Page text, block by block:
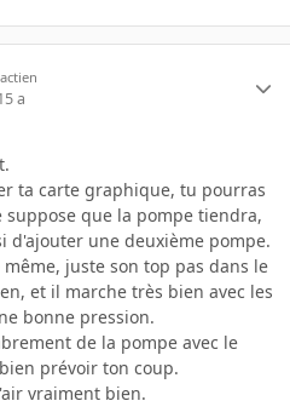
a
ta carte graphique, tu pourras
que la pompe tiendra,
d'ajouter une deuxième pompe.
juste son top pas dans le
et il marche très bien avec les
bonne pression.
de la pompe avec le
prévoir ton coup.
vraiment bien.